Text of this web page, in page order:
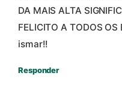
DA MAIS ALTA
FELICITO A TODOS OS
ismar!!
Responder